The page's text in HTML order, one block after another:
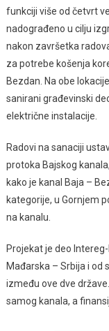
funkciji više od četvrt
nadograđeno u cilju
nakon završetka
za potrebe košenja
Bezdan. Na obe
sanirani građevinski
električne instalacije.
Radovi na sanaciji
protoka Bajskog
kako je kanal Baja –
kategorije, u Gornjem
na kanalu.
Projekat je deo
Mađarska – Srbija i od
između ove dve
samog kanala, a